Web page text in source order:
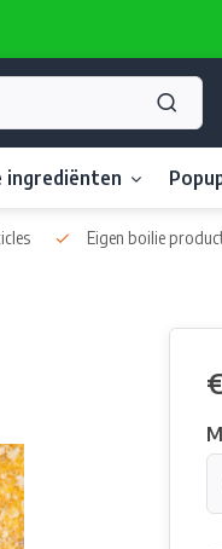
ingrediënten
Eigen boilie